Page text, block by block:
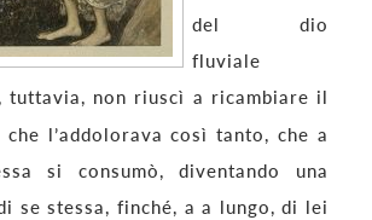
del dio
fluviale
tuttavia, non riuscì a ricambiare il
l’addolorava così tanto, che a
si consumò, diventando una
se stessa, finché, a a lungo, di lei